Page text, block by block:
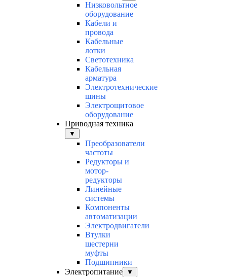
Низковольтное
оборудование
Кабели и
провода
Кабельные
лотки
Светотехника
Кабельная
арматура
Электротехнические
шины
Электрощитовое
оборудование
Приводная техника
▼
Преобразователи
частоты
Редукторы и
мотор-
редукторы
Линейные
системы
Компоненты
автоматизации
Электродвигатели
Втулки
шестерни
муфты
Подшипники
Электропитание
▼